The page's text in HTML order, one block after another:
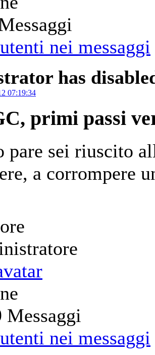
has
07:19:34
primi passi
pare sei riuscito
a corrompere
Messaggi